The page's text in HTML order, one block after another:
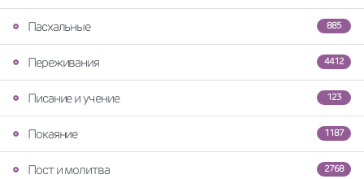
885
Пасхальные
4412
Переживания
123
Писание и учение
1187
Покаяние
2768
Пост и молитва